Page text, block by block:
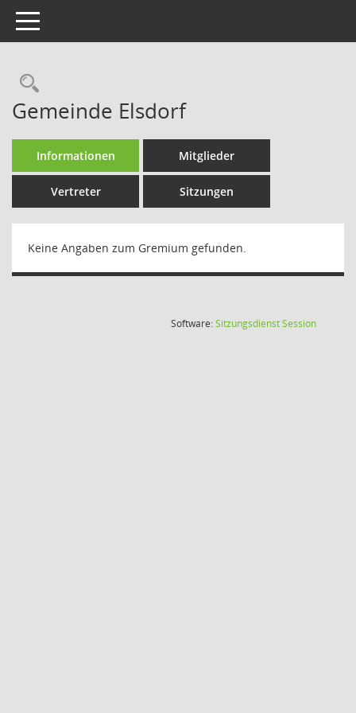
Toggle navigation
Rechercheauswahl
Gemeinde Elsdorf
Informationen Mitglieder
Vertreter Sitzungen
Keine Angaben zum Gremium gefunden.
Software:SitzungsdienstSession(Wird in